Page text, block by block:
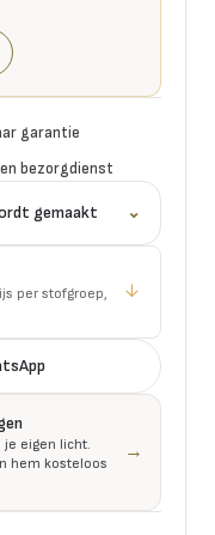
garantie
bezorgdienst
gemaakt ⌄
per stofgroep,
↓
eigen licht.
hem kosteloos
→